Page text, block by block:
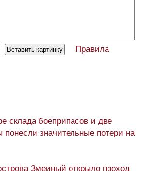
Правила
склада боеприпасов и две
понесли значительные потери на
Змеиный открыло проход